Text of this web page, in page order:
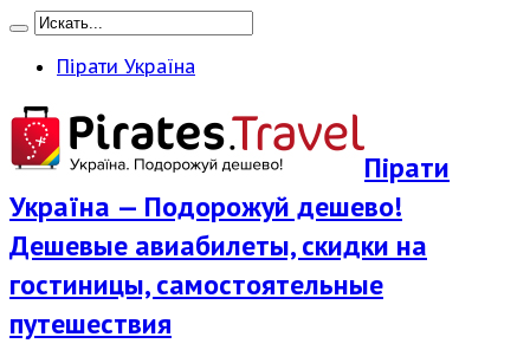
Пірати Україна
Пірати
Україна — Подорожуй дешево!
Дешевые авиабилеты, скидки на
гостиницы, самостоятельные
путешествия